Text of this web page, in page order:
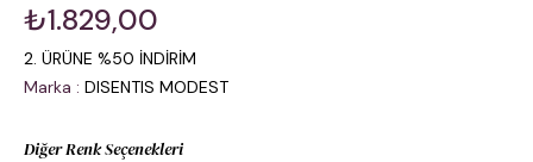
₺1.829,00
2. ÜRÜNE %50 İNDİRİM
Marka : DISENTIS MODEST
Diğer Renk Seçenekleri